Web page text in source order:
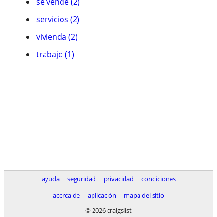
servicios (2)
vivienda (2)
trabajo (1)
ayuda seguridad privacidad
condiciones
acerca de
aplicación
mapa del sitio
© 2026 craigslist